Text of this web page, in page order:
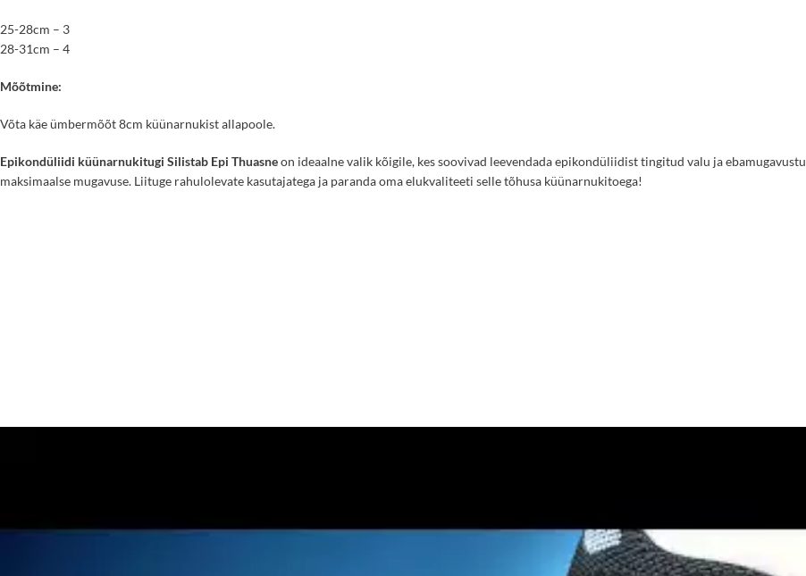
25-28cm – 3
28-31cm – 4
Mõõtmine:
Võta käe ümbermõõt 8cm küünarnukist allapoole.
Epikondüliidi küünarnukitugi Silistab Epi Thuasneon ideaalne valik kõigile, kes soovivad leevendada epikondüliidist tingitud valu ja
maksimaalse mugavuse. Liituge rahulolevate kasutajatega ja paranda oma elukvaliteeti selle tõhusa küünarnukitoega!